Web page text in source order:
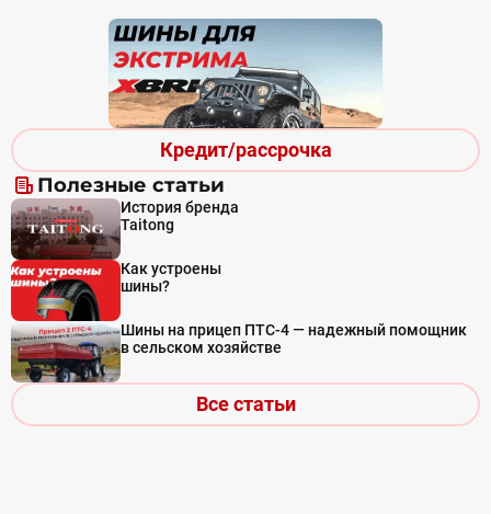
Кредит/рассрочка
Полезные статьи
История бренда
Taitong
Как устроены
шины?
Шины на прицеп ПТС-4 — надежный помощник
в сельском хозяйстве
Все статьи